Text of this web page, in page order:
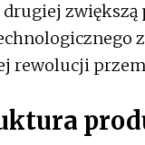
drugiej
rewolucji